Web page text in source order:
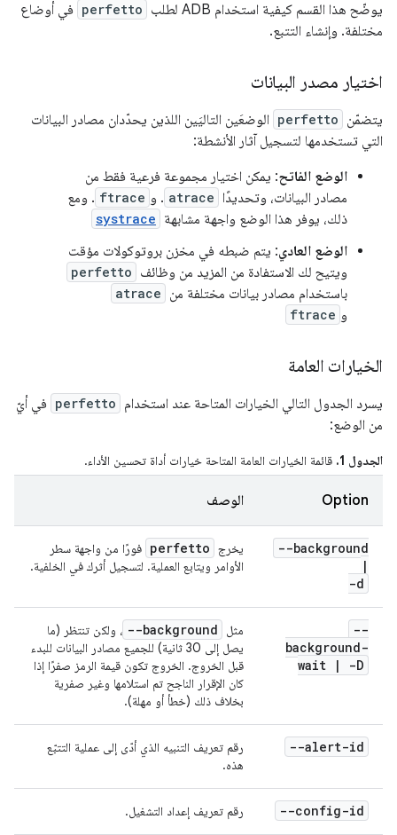
يوضّح هذا القسم كيفية استخدام ADB لطلب perfetto في أوضاع
مختلفة. وإنشاء التتبع.
اختيار مصدر البيانات
يتضمّن perfetto الوضعَين التاليَين اللذين يحدّدان مصادر البيانات
التي تستخدمها لتسجيل آثار الأنشطة:
الوضع الفاتح: يمكن اختيار مجموعة فرعية فقط من
مصادر البيانات، وتحديدًا atrace . و ftrace . ومع
ذلك، يوفر هذا الوضع واجهة مشابهة systrace
الوضع العادي: يتم ضبطه في مخزن بروتوكولات مؤقت
ويتيح لك الاستفادة من المزيد من وظائف perfetto
باستخدام مصادر بيانات مختلفة من atrace
و ftrace
الخيارات العامة
يسرد الجدول التالي الخيارات المتاحة عند استخدام perfetto في أيّ
من الوضع:
الجدول 1. قائمة الخيارات العامة المتاحة خيارات أداة تحسين الأداء.
Option الوصف
--background
|
-d
يخرج perfetto فورًا من واجهة سطر
الأوامر ويتابع العملية. لتسجيل أثرك في الخلفية.
--
background-
wait
| -D
مثل --background ، ولكن تنتظر (ما
يصل إلى 30 ثانية) للجميع مصادر البيانات للبدء
قبل الخروج. الخروج تكون قيمة الرمز صفرًا إذا
كان الإقرار الناجح تم استلامها وغير صفرية
بخلاف ذلك (خطأ أو مهلة).
--alert-id
رقم تعريف التنبيه الذي أدّى إلى عملية التتبّع
هذه.
--config-id رقم تعريف إعداد التشغيل.